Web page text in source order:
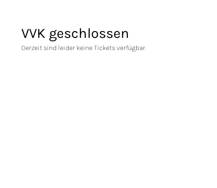
VVK geschlossen
Derzeit sind leider keine Tickets verfügbar.